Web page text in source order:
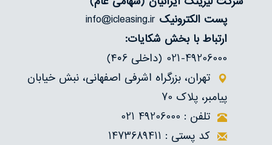
پست الکترونیک
ارتباط با بخش شکایات:
021-49206000 (داخلی ۴۰6)
تهران، بزرگراه اشرفی اصفهانی، نبش خیابان
پیامبر، پلاک 70
تلفن : 49206000 021
کد پستی : 1473689411